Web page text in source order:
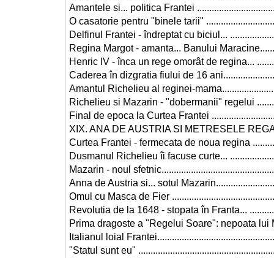
Amantele si... politica Frantei
O casatorie pentru "binele tarii"
Delfinul Frantei - îndreptat cu biciul...
Regina Margot - amanta... Banului
Henric IV - înca un rege omorât de regina...
Caderea în dizgratia fiului de 16
Amantul Richelieu al reginei-
Richelieu si Mazarin - "dobermanii" regelui
Final de epoca la Curtea Frantei
XIX. ANA DE AUSTRIA SI METRESELE
Curtea Frantei - fermecata de noua regina
Dusmanul Richelieu îi facuse curte...
Mazarin - noul
Anna de Austria si... sotul
Omul cu Masca de Fier
Revolutia de la 1648 - stopata în Franta...
Prima dragoste a "Regelui Soare": nepoata lui
Italianul loial
"Statul sunt eu"